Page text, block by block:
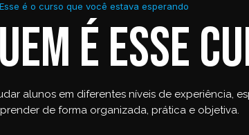
Esse é o curso que você estava esperando
é esse
alunos em diferentes níveis de experiência,
de forma organizada, prática e objetiva.